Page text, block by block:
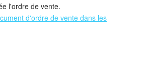
l'ordre de vente.
d'ordre de vente dans les